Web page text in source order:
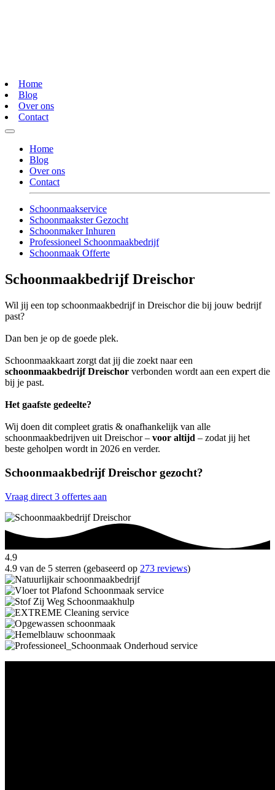
Home
Blog
Over ons
Contact
Home
Blog
Over ons
Contact
Schoonmaakservice
Schoonmaakster Gezocht
Schoonmaker Inhuren
Professioneel Schoonmaakbedrijf
Schoonmaak Offerte
Schoonmaakbedrijf Dreischor
Wil jij een top schoonmaakbedrijf in Dreischor die bij jouw bedrijf
past?
Dan ben je op de goede plek.
Schoonmaakkaart zorgt dat jij die zoekt naar een
schoonmaakbedrijf Dreischor verbonden wordt aan een expert die
bij je past.
Het gaafste gedeelte?
Wij doen dit compleet gratis & onafhankelijk van alle
schoonmaakbedrijven uit Dreischor – voor altijd – zodat jij het
beste geholpen wordt in 2026 en verder.
Schoonmaakbedrijf Dreischor gezocht?
Vraag direct 3 offertes aan
4.9
4.9 van de 5 sterren (gebaseerd op 273 reviews)